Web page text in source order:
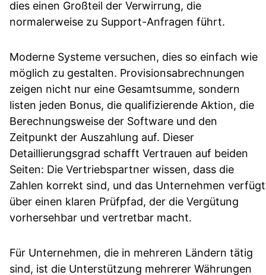
dies einen Großteil der Verwirrung, die
normalerweise zu Support-Anfragen führt.
Moderne Systeme versuchen, dies so einfach wie
möglich zu gestalten. Provisionsabrechnungen
zeigen nicht nur eine Gesamtsumme, sondern
listen jeden Bonus, die qualifizierende Aktion, die
Berechnungsweise der Software und den
Zeitpunkt der Auszahlung auf. Dieser
Detaillierungsgrad schafft Vertrauen auf beiden
Seiten: Die Vertriebspartner wissen, dass die
Zahlen korrekt sind, und das Unternehmen verfügt
über einen klaren Prüfpfad, der die Vergütung
vorhersehbar und vertretbar macht.
Für Unternehmen, die in mehreren Ländern tätig
sind, ist die Unterstützung mehrerer Währungen